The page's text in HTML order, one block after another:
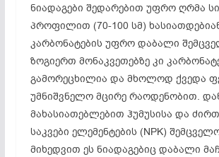
ნიადაგები შედარებით უფრო ღრმა
პროფილით (70-100 სმ)
კარბონატების უფრო დაბალი
ზოგიერთ მონაკვეთებზე კი
გამორეცხილია და მხოლოდ ქვედა
უმნიშვნელო მცირე რაოდენობით.
მახასიათებლებით ჰუმუსისა და
საკვები ელემენტების (NPK)
მიხედვით ეს ნიადაგებიც დაბალი